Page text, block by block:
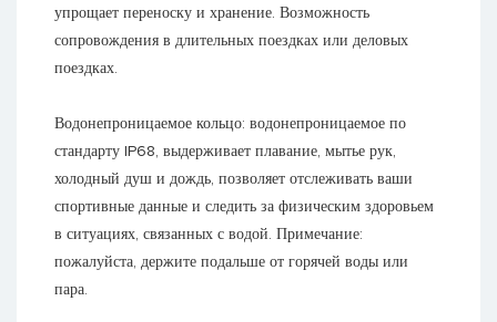
упрощает переноску и хранение. Возможность
сопровождения в длительных поездках или деловых
поездках.
Водонепроницаемое кольцо: водонепроницаемое по
стандарту IP68, выдерживает плавание, мытье рук,
холодный душ и дождь, позволяет отслеживать ваши
спортивные данные и следить за физическим здоровьем
в ситуациях, связанных с водой. Примечание:
пожалуйста, держите подальше от горячей воды или
пара.